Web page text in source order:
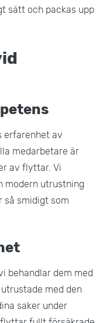
sätt och packas upp
erfarenhet av
medarbetare är
av flyttar. Vi
modern utrustning
smidigt som
behandlar dem med
med den
saker under